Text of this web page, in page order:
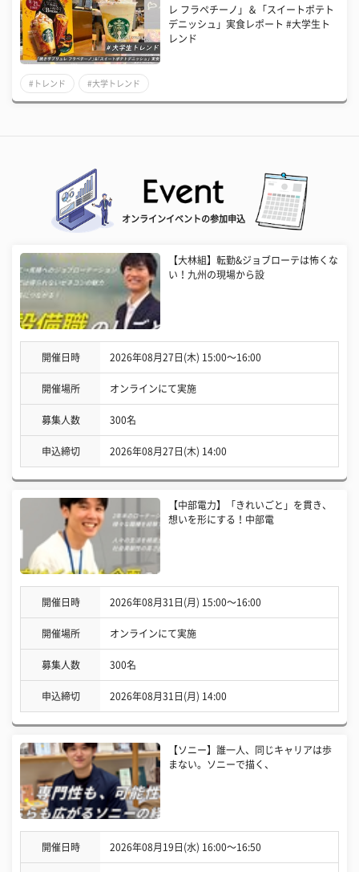
レ フラペチーノ」＆「スイートポテト
デニッシュ」実食レポート #大学生ト
レンド
#トレンド #大学トレンド
オンラインイベントの参加申込
【大林組】転勤&ジョブローテは怖くな
い！九州の現場から設
開催日時 2026年08月27日(木) 15:00〜16:00
開催場所 オンラインにて実施
募集人数 300名
申込締切 2026年08月27日(木) 14:00
【中部電力】「きれいごと」を貫き、
想いを形にする！中部電
開催日時 2026年08月31日(月) 15:00〜16:00
開催場所 オンラインにて実施
募集人数 300名
申込締切 2026年08月31日(月) 14:00
【ソニー】誰一人、同じキャリアは歩
まない。ソニーで描く、
開催日時 2026年08月19日(水) 16:00〜16:50